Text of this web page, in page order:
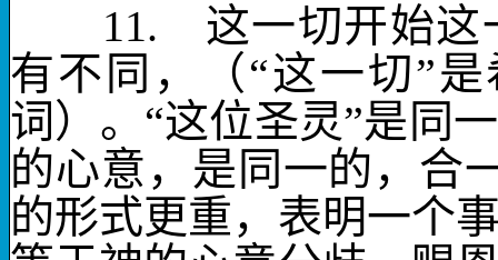
11.
这一切开始这
有不同，（“这一切”
词）。“这位圣灵”是同
的心意，是同一的，合
的形式更重，表明一个